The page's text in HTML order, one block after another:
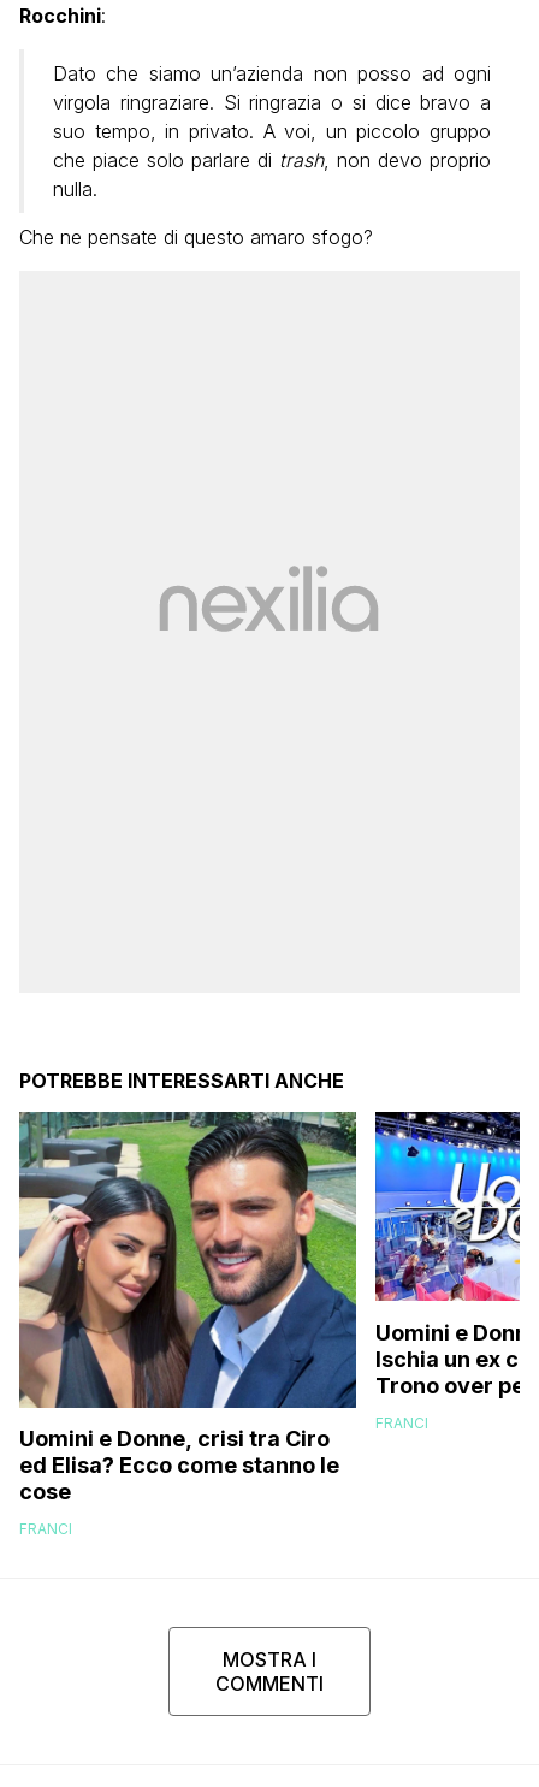
Rocchini:
Dato che siamo un’azienda non posso ad ogni
virgola ringraziare. Si ringrazia o si dice bravo a
suo tempo, in privato. A voi, un piccolo gruppo
che piace solo parlare di trash, non devo proprio
nulla.
Che ne pensate di questo amaro sfogo?
POTREBBE INTERESSARTI ANCHE
Uomini e Donne, crisi tra Ciro
ed Elisa? Ecco come stanno le
cose
FRANCI
Uomini e
Ischia un ex
Trono over
documenti
FRANCI
MOSTRA I
COMMENTI